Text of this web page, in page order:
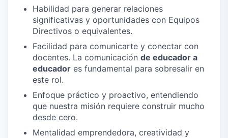
Habilidad para generar relaciones
significativas y oportunidades con Equipos
Directivos o equivalentes.
Facilidad para comunicarte y conectar con
docentes. La comunicación de educador a
educador es fundamental para sobresalir en
este rol.
Enfoque práctico y proactivo, entendiendo
que nuestra misión requiere construir mucho
desde cero.
Mentalidad emprendedora, creatividad y